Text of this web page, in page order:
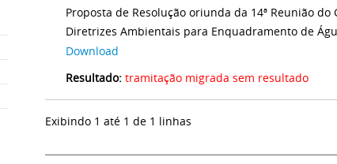
Proposta de Resolução oriunda da 14ª Reunião
Download
Resultado: tramitação migrada sem resultado
Exibindo 1 até 1 de 1 linhas